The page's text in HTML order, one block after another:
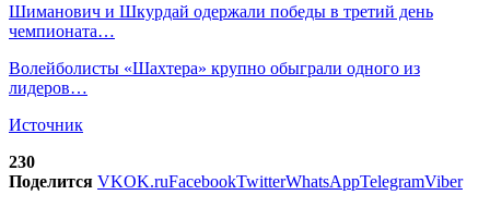
Шиманович и Шкурдай одержали победы в третий день
чемпионата…
Волейболисты «Шахтера» крупно обыграли одного из
лидеров…
Источник
230
Поделится VKOK.ruFacebookTwitterWhatsAppTelegramViber